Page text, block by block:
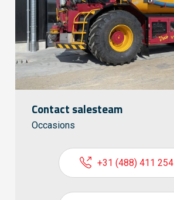
Contact salesteam
Occasions
+31 (488) 411 254